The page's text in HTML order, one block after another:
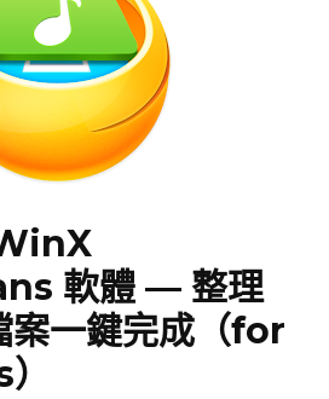
軟體 — 整理
一鍵完成（for